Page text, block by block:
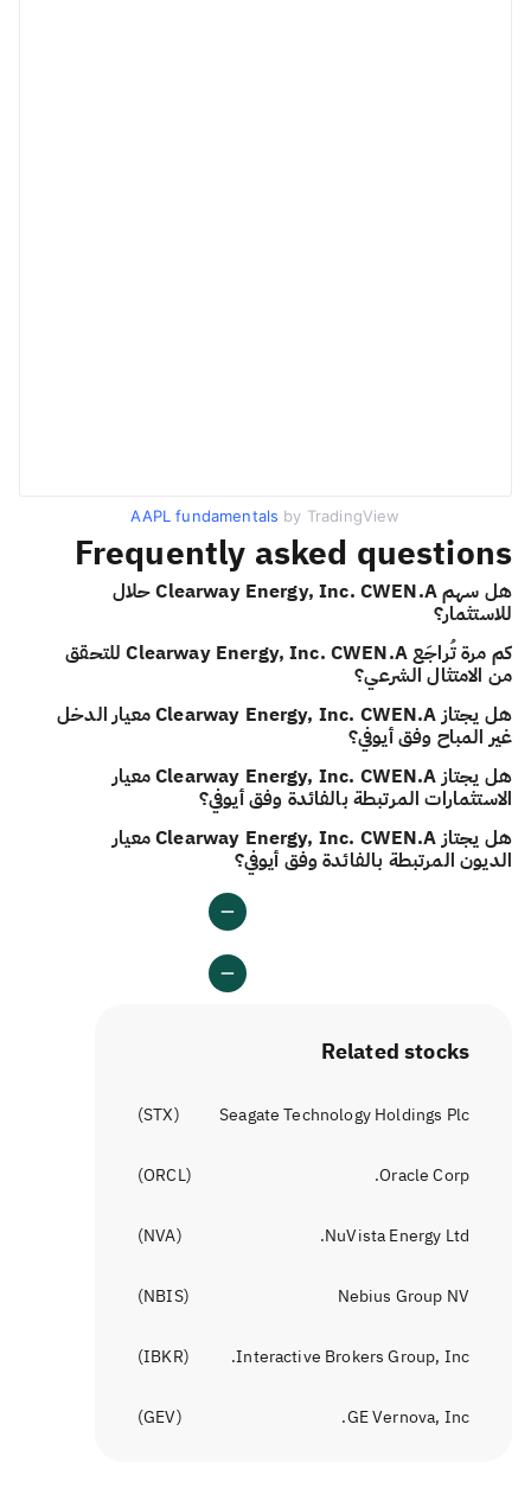
AAPL fundamentals by TradingView
Frequently asked questions
هل سهم Clearway Energy, Inc. CWEN.A حلال
للاستثمار؟
كم مرة تُراجَع Clearway Energy, Inc. CWEN.A للتحقق
من الامتثال الشرعي؟
هل يجتاز Clearway Energy, Inc. CWEN.A معيار الدخل
غير المباح وفق أيوفي؟
هل يجتاز Clearway Energy, Inc. CWEN.A معيار
الاستثمارات المرتبطة بالفائدة وفق أيوفي؟
هل يجتاز Clearway Energy, Inc. CWEN.A معيار
الديون المرتبطة بالفائدة وفق أيوفي؟
Related stocks
Seagate Technology Holdings Plc
(
STX
)
Oracle Corp.
(
ORCL
)
NuVista Energy Ltd.
(
NVA
)
Nebius Group NV
(
NBIS
)
Interactive Brokers Group, Inc.
(
IBKR
)
GE Vernova, Inc.
(
GEV
)